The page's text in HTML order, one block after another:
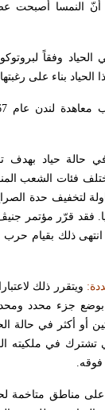
أنّ النمسا أصبحت
حياد بهدف
فئات الشعب
لتخفيف حدة
ذلك بقيام حرب
ويتقرر ذلك
بوضع جزء محدد
أو أكثر في حالة
تشترك في
فوقه.
مناطق متاخمة